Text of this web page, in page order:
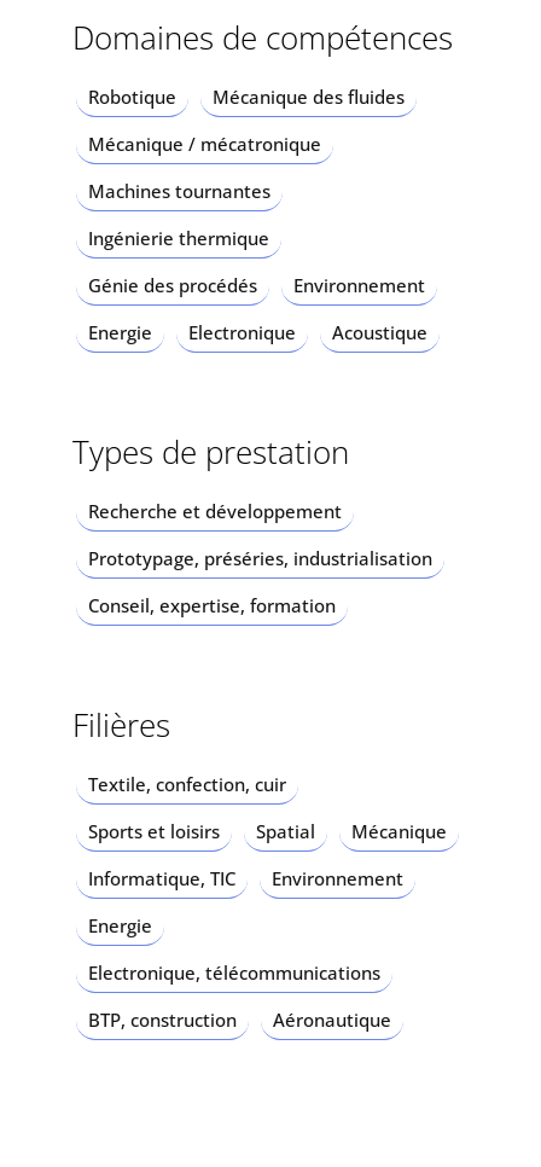
Domaines de compétences
Robotique
Mécanique des fluides
Mécanique / mécatronique
Machines tournantes
Ingénierie thermique
Génie des procédés
Environnement
Energie
Electronique Acoustique
Types de prestation
Recherche et développement
Prototypage, préséries, industrialisation
Conseil, expertise, formation
Filières
Textile, confection, cuir
Sports et loisirs
Spatial
Mécanique
Informatique, TIC
Environnement
Energie
Electronique, télécommunications
BTP, construction
Aéronautique